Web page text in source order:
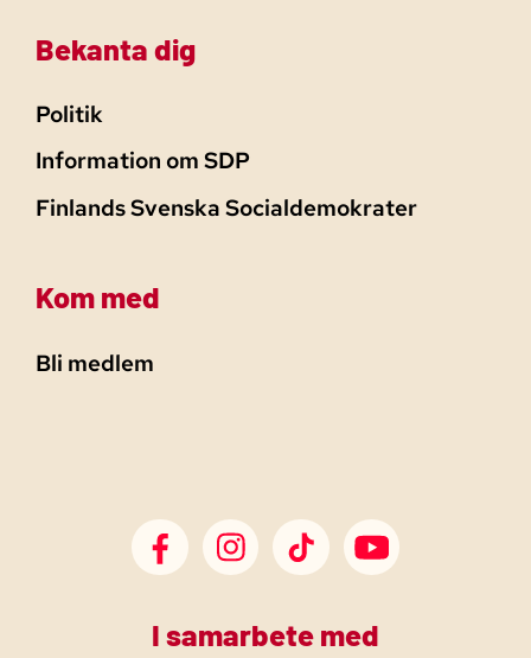
Bekanta dig
Politik
Information om SDP
Finlands Svenska Socialdemokrater
Kom med
Bli medlem
SDP Facebook
SDP Instagram
SDP TikTokSDP Youtube
I samarbete med